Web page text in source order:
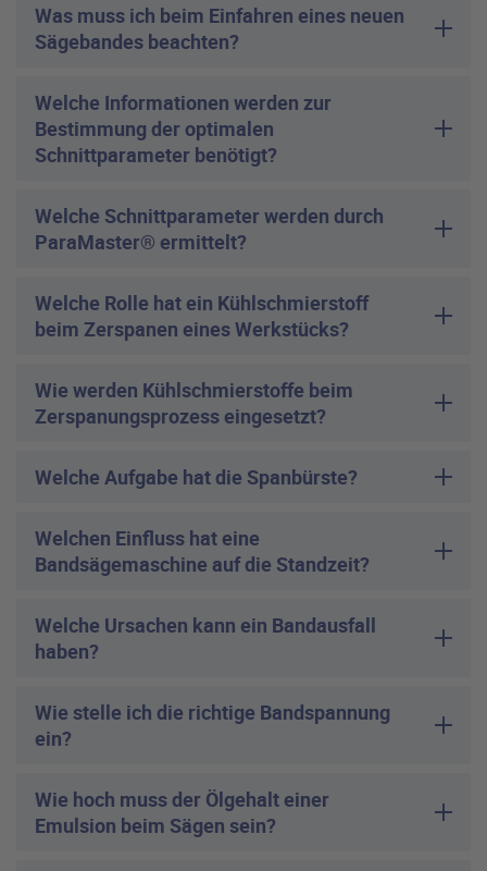
Was muss ich beim Einfahren eines neuen
Sägebandes beachten?
Welche Informationen werden zur
Bestimmung der optimalen
Schnittparameter benötigt?
Welche Schnittparameter werden durch
ParaMaster® ermittelt?
Welche Rolle hat ein Kühlschmierstoff
beim Zerspanen eines Werkstücks?
Wie werden Kühlschmierstoffe beim
Zerspanungsprozess eingesetzt?
Welche Aufgabe hat die Spanbürste?
Welchen Einfluss hat eine
Bandsägemaschine auf die Standzeit?
Welche Ursachen kann ein Bandausfall
haben?
Wie stelle ich die richtige Bandspannung
ein?
Wie hoch muss der Ölgehalt einer
Emulsion beim Sägen sein?